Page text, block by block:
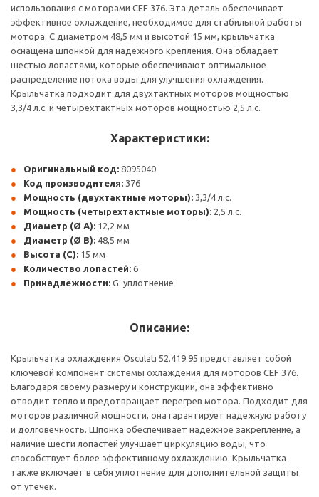
использования с моторами CEF 376. Эта деталь обеспечивает
эффективное охлаждение, необходимое для стабильной работы
мотора. С диаметром 48,5 мм и высотой 15 мм, крыльчатка
оснащена шпонкой для надежного крепления. Она обладает
шестью лопастями, которые обеспечивают оптимальное
распределение потока воды для улучшения охлаждения.
Крыльчатка подходит для двухтактных моторов мощностью
3,3/4 л.с. и четырехтактных моторов мощностью 2,5 л.с.
Характеристики:
Оригинальный код: 8095040
Код производителя: 376
Мощность (двухтактные моторы): 3,3/4 л.с.
Мощность (четырехтактные моторы): 2,5 л.с.
Диаметр (Ø A): 12,2 мм
Диаметр (Ø B): 48,5 мм
Высота (C): 15 мм
Количество лопастей: 6
Принадлежности: G: уплотнение
Описание:
Крыльчатка охлаждения Osculati 52.419.95 представляет собой
ключевой компонент системы охлаждения для моторов CEF 376.
Благодаря своему размеру и конструкции, она эффективно
отводит тепло и предотвращает перегрев мотора. Подходит для
моторов различной мощности, она гарантирует надежную работу
и долговечность. Шпонка обеспечивает надежное закрепление, а
наличие шести лопастей улучшает циркуляцию воды, что
способствует более эффективному охлаждению. Крыльчатка
также включает в себя уплотнение для дополнительной защиты
от утечек.